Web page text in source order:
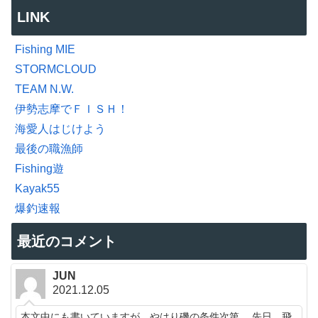
LINK
Fishing MIE
STORMCLOUD
TEAM N.W.
伊勢志摩でＦＩＳＨ！
海愛人はじけよう
最後の職漁師
Fishing遊
Kayak55
爆釣速報
最近のコメント
JUN
2021.12.05